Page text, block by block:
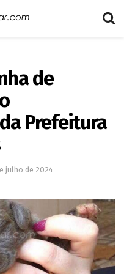
de
Prefeitura
julho de 2024